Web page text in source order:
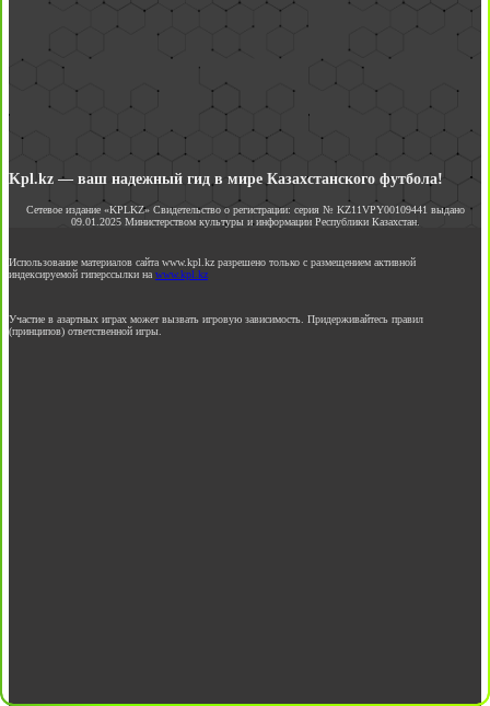
Kpl.kz — ваш надежный гид в мире Казахстанского футбола!
Сетевое издание «KPLKZ» Свидетельство о регистрации: серия № KZ11VPY00109441 выдано
09.01.2025 Министерством культуры и информации Республики Казахстан.
Использование материалов сайта www.kpl.kz разрешено только с размещением активной
индексируемой гиперссылки на www.kpl.kz
Участие в азартных играх может вызвать игровую зависимость. Придерживайтесь правил
(принципов) ответственной игры.